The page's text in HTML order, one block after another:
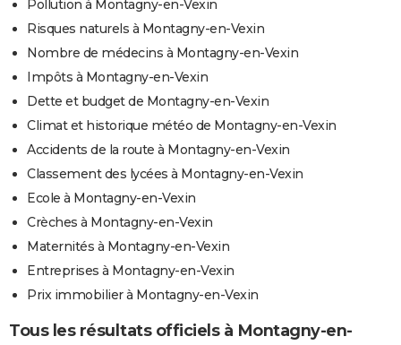
Pollution à Montagny-en-Vexin
Risques naturels à Montagny-en-Vexin
Nombre de médecins à Montagny-en-Vexin
Impôts à Montagny-en-Vexin
Dette et budget de Montagny-en-Vexin
Climat et historique météo de Montagny-en-Vexin
Accidents de la route à Montagny-en-Vexin
Classement des lycées à Montagny-en-Vexin
Ecole à Montagny-en-Vexin
Crèches à Montagny-en-Vexin
Maternités à Montagny-en-Vexin
Entreprises à Montagny-en-Vexin
Prix immobilier à Montagny-en-Vexin
Tous les résultats officiels à Montagny-en-